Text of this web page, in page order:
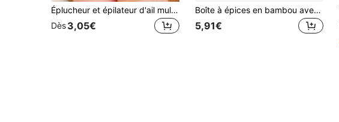
Éplucheur et épilateur d'ail multifonctionnel en acier inoxydable - Manche ergonomique, facile à nettoyer, convient pour la préparation de l'ail, des oignons, des pommes de terre, des légumes - Cadeau idéal pour les cuisiniers à domicile et les cuisines professionnelles
Dès3,05€
Boîte à épices en bambou avec cuillère et couvercle rotatif. Pot à épices en bambou avec aimant et aspiration. Boîte à sel individuelle. Alimentation, cuisine, cuisson, assaisonnement, épice, fête, voyage, articles de cuisine, ustensiles de cuisine, accessoires de cuisine.
5,91€